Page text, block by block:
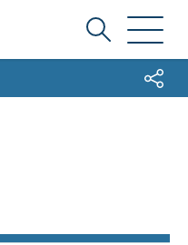
Ich
suche...Share